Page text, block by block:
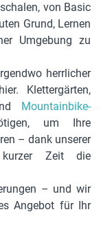
von Basic
Grund, Lernen
Umgebung zu
herrlicher
Klettergärten,
Mountainbike-
um Ihre
– dank unserer
Zeit die
– und wir
Angebot für Ihr